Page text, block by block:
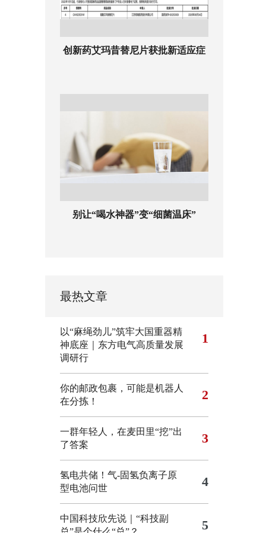
创新药艾玛昔替尼片获批新适应症
别让“喝水神器”变“细菌温床”
最热文章
以“麻绳劲儿”筑牢大国重器精
神底座｜东方电气高质量发展
调研行
1
你的邮政包裹，可能是机器人
在分拣！
2
一群年轻人，在麦田里“挖”出
了答案
3
氢电共储！气-固氢负离子原
型电池问世
4
中国科技欣先说｜“科技副
5